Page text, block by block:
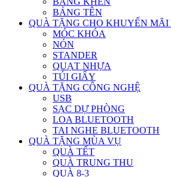
BẢNG TÊN
QUÀ TẶNG CHO KHUYẾN MÃI
MÓC KHÓA
NÓN
STANDER
QUẠT NHỰA
TÚI GIẤY
QUÀ TẶNG CÔNG NGHỆ
USB
SẠC DỰ PHÒNG
LOA BLUETOOTH
TAI NGHE BLUETOOTH
QUÀ TẶNG MÙA VỤ
QUÀ TẾT
QUÀ TRUNG THU
QUÀ 8-3